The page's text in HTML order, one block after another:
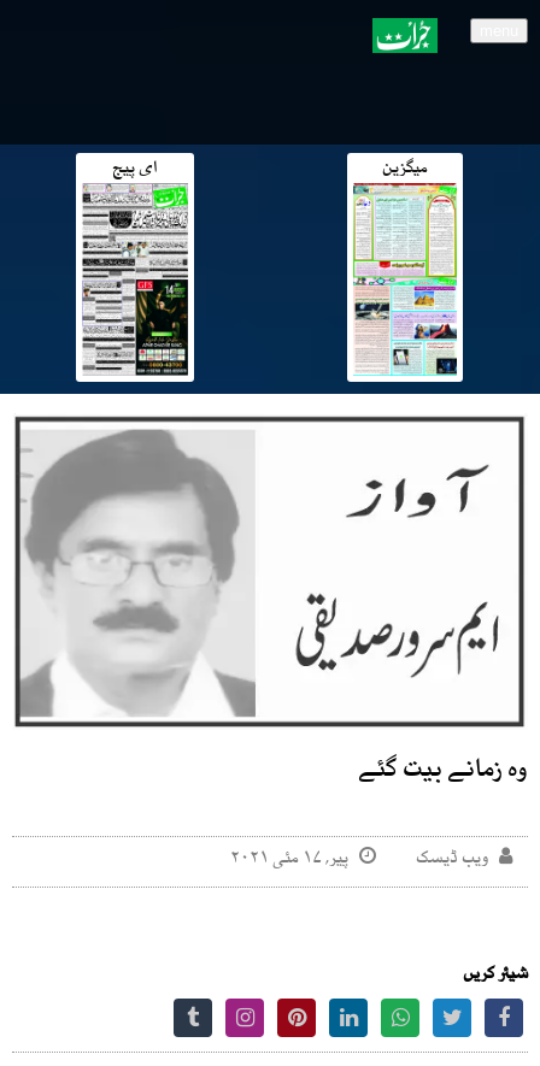
میگزین ای پیج
وہ زمانے بیت گئے
ویب ڈیسک پیر, ۱۷ مئی ۲۰۲۱
شیئر کریں